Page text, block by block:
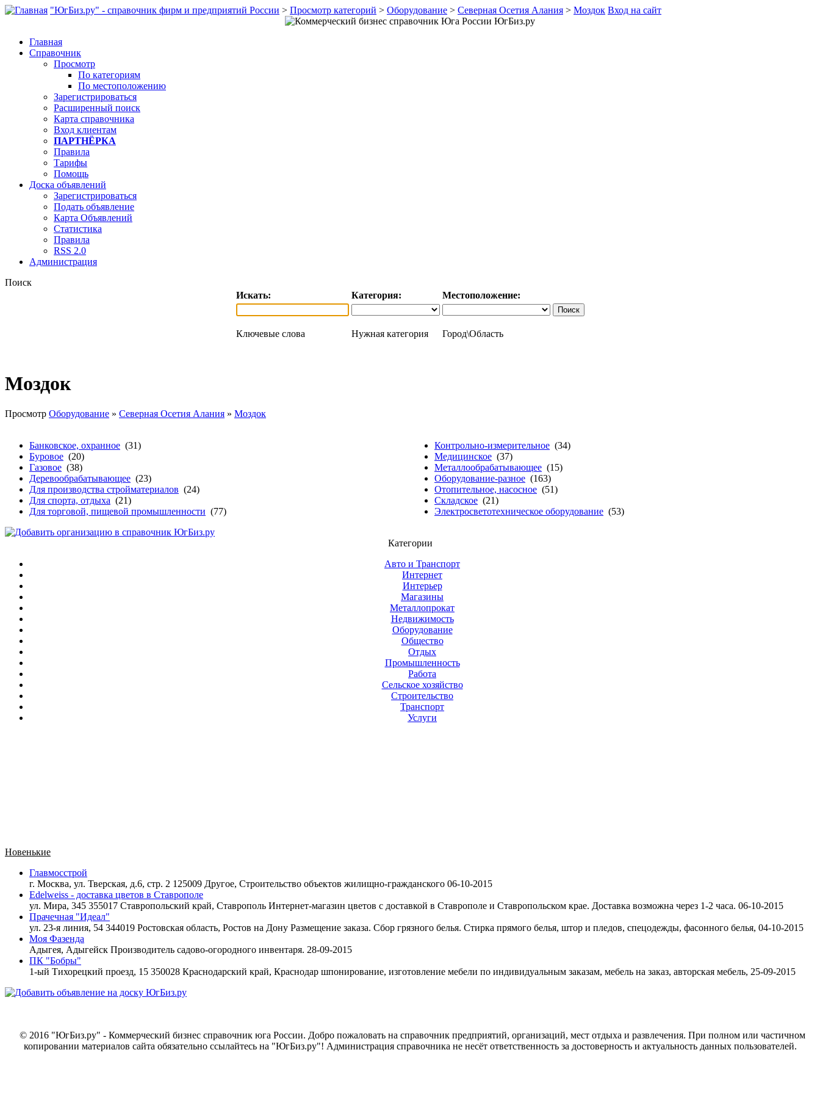
"ЮгБиз.ру" - справочник фирм и предприятий России > Просмотр категорий > Оборудование > Северная Осетия Алания > Моздок Вход на сайт
Главная
Справочник
Просмотр
По категориям
По местоположению
Зарегистрироваться
Расширенный поиск
Карта справочника
Вход клиентам
ПАРТНЁРКА
Правила
Тарифы
Помощь
Доска объявлений
Зарегистрироваться
Подать объявление
Карта Объявлений
Статистика
Правила
RSS 2.0
Администрация
Поиск
Искать:
Категория: Местоположение:
Ключевые слова Нужная категория Город\Область
Моздок
Просмотр Оборудование » Северная Осетия Алания » Моздок
Банковское, охранное (31)
Буровое (20)
Газовое (38)
Деревообрабатывающее (23)
Для производства стройматериалов (24)
Для спорта, отдыха (21)
Для торговой, пищевой промышленности (77)
Контрольно-измерительное (34)
Медицинское (37)
Металлообрабатывающее (15)
Оборудование-разное (163)
Отопительное, насосное (51)
Складское (21)
Электросветотехническое оборудование (53)
Категории
Авто и Транспорт
Интернет
Интерьер
Магазины
Металлопрокат
Недвижимость
Оборудование
Общество
Отдых
Промышленность
Работа
Сельское хозяйство
Строительство
Транспорт
Услуги
Новенькие
Главмосстрой
г. Москва, ул. Тверская, д.6, стр. 2 125009 Другое, Строительство объектов жилищно-гражданского 06-10-2015
Edelweiss - доставка цветов в Ставрополе
ул. Мира, 345 355017 Ставропольский край, Ставрополь Интернет-магазин цветов с доставкой в Ставрополе и Ставропольском крае. Доставка возможна через 1-2 часа. 06-10-2015
Прачечная "Идеал"
ул. 23-я линия, 54 344019 Ростовская область, Ростов на Дону Размещение заказа. Сбор грязного белья. Стирка прямого белья, штор и пледов, спецодежды, фасонного белья, 04-10-2015
Моя Фазенда
Адыгея, Адыгейск Производитель садово-огородного инвентаря. 28-09-2015
ПК "Бобры"
1-ый Тихорецкий проезд, 15 350028 Краснодарский край, Краснодар шпонирование, изготовление мебели по индивидуальным заказам, мебель на заказ, авторская мебель, 25-09-2015
© 2016 "ЮгБиз.ру" - Коммерческий бизнес справочник юга России. Добро пожаловать на справочник предприятий, организаций, мест отдыха и развлечения. При полном или частичном
копировании материалов сайта обязательно ссылайтесь на "ЮгБиз.ру"! Администрация справочника не несёт ответственность за достоверность и актуальность данных пользователей.